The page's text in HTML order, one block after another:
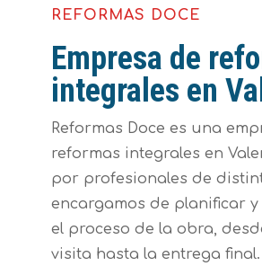
REFORMAS DOCE
Empresa de
integrales en
Reformas Doce es una
reformas integrales en
por profesionales de
encargamos de planificar
el proceso de la obra,
visita hasta la entrega final.